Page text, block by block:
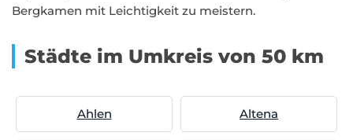
Bergkamen mit Leichtigkeit zu meistern.
Städte im Umkreis von 50 km
Ahlen Altena